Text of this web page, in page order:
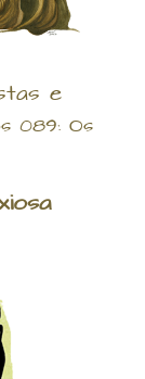
e
089: Os